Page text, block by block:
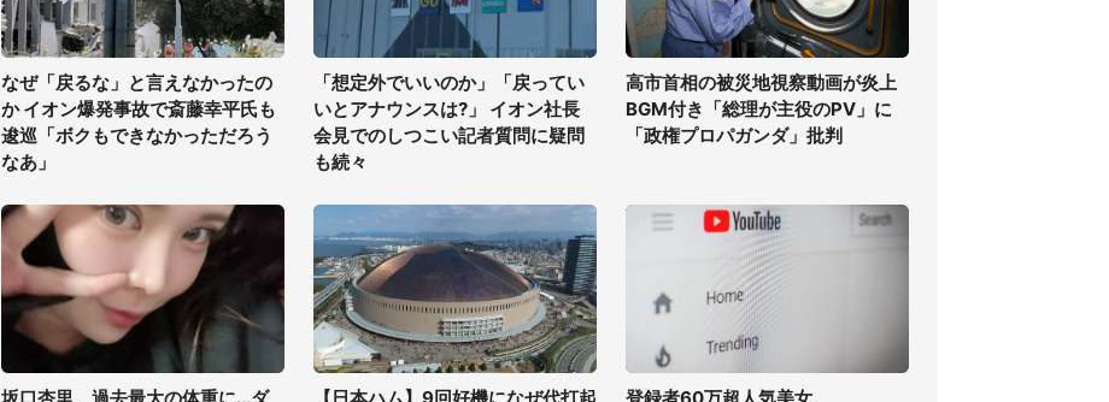
なぜ「戻るな」と言えなかったの
か イオン爆発事故で斎藤幸平氏も
逡巡「ボクもできなかっただろう
なあ」
「想定外でいいのか」「戻ってい
いとアナウンスは?」 イオン社長
会見でのしつこい記者質問に疑問
も続々
高市首相の被災地視察動画が炎上
BGM付き「総理が主役のPV」に
「政権プロパガンダ」批判